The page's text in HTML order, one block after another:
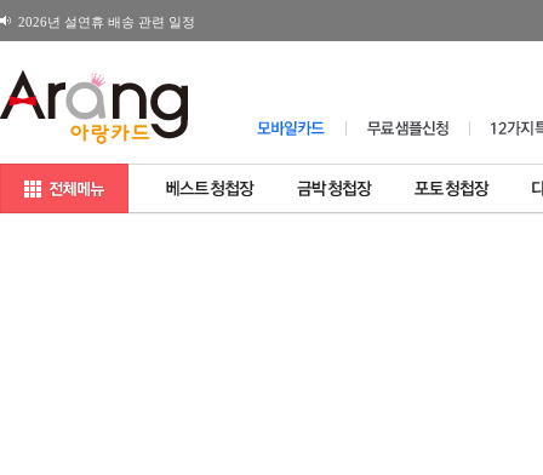
2026년 설연휴 배송 관련 일정
[공지] 일부제품 소비자가격 변경 안내